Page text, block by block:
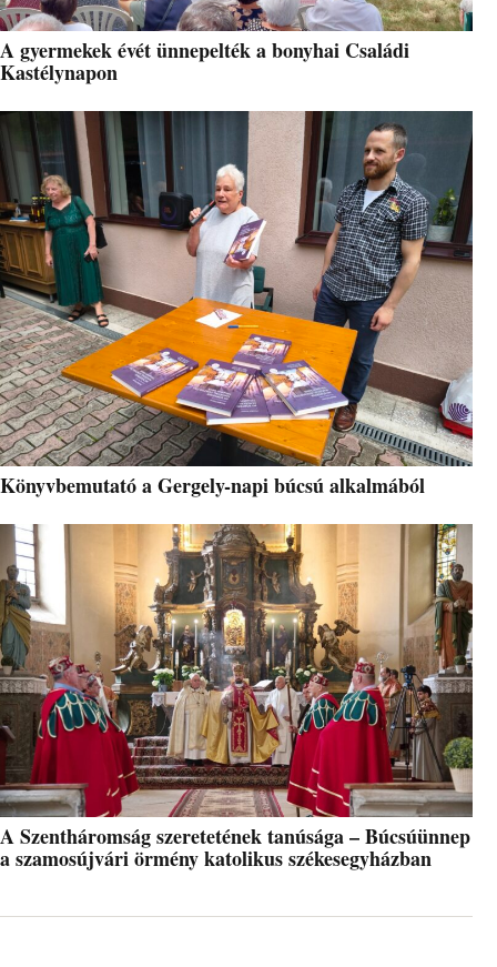
A gyermekek évét ünnepelték a bonyhai Családi
Kastélynapon
Könyvbemutató a Gergely-napi búcsú alkalmából
A Szentháromság szeretetének tanúsága – Búcsúünnep
a szamosújvári örmény katolikus székesegyházban